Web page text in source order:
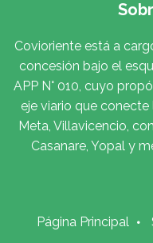
Covioriente está a
concesión bajo el
APP N° 010, cuyo
eje viario que
Meta, Villavicencio,
Casanare, Yopal y
Página Principal